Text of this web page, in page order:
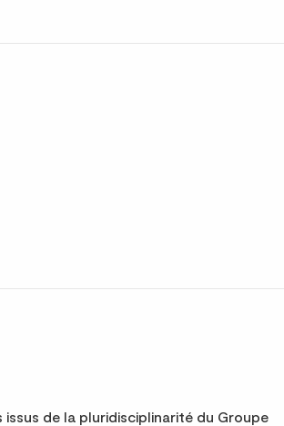
issus de la pluridisciplinarité du Groupe